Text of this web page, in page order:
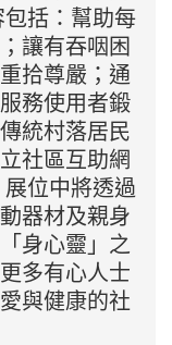
括：幫助每
讓有吞咽困
拾尊嚴；通
務使用者鍛
統村落居民
社區互助網
位中將透過
器材及親身
身心靈」之
多有心人士
與健康的社